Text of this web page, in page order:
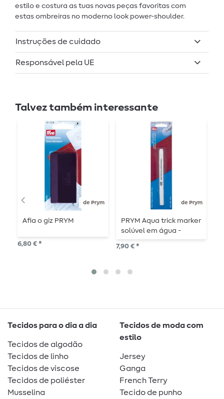
estilo e costura as tuas novas peças favoritas com
estas ombreiras no moderno look power-shoulder.
Instruções de cuidado
Responsável pela UE
Talvez também interessante
de Prym
Afia o giz PRYM
6,80 € *
de Prym
PRYM Aqua trick marker
solúvel em água -
branco
7,90 € *
Tecidos para o dia a dia
Tecidos de algodão
Tecidos de linho
Tecidos de viscose
Tecidos de poliéster
Musselina
Tecidos de moda com
estilo
Jersey
Ganga
French Terry
Tecido de punho